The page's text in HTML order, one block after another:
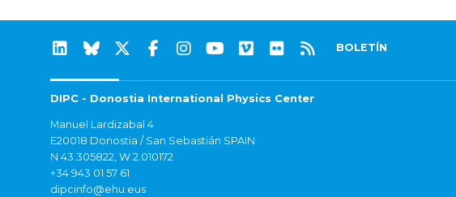
BOLETÍN
DIPC - Donostia International Physics Center
Manuel Lardizabal 4
E20018 Donostia / San Sebastián SPAIN
N 43.305822, W 2.010172
+34 943 01 57 61
dipcinfo@ehu.eus